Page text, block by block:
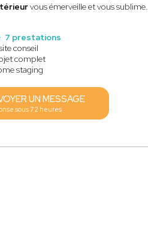
vous émerveille et vous sublime.
7 prestations
conseil
complet
staging
UN MESSAGE
sous 72 heures